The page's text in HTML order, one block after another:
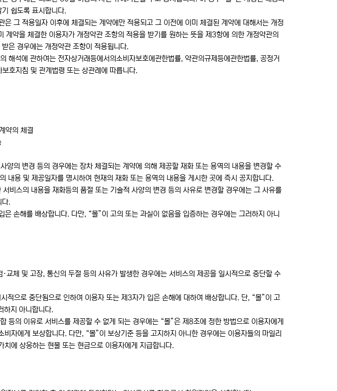
쉽도록 표시합니다.
그 적용일자 이후에 체결되는 계약에만 적용되고 그 이전에 이미 체결된 계약에 대해서는 개정
계약을 체결한 이용자가 개정약관 조항의 적용을 받기를 원하는 뜻을 제3항에 의한 개정약관의
은 경우에는 개정약관 조항이 적용됩니다.
해석에 관하여는 전자상거래등에서의소비자보호에관한법률, 약관의규제등에관한법률, 공정거
호지침 및 관계법령 또는 상관례에 따릅니다.
약의 체결
양의 변경 등의 경우에는 장차 체결되는 계약에 의해 제공할 재화 또는 용역의 내용을 변경할 수
내용 및 제공일자를 명시하여 현재의 재화 또는 용역의 내용을 게시한 곳에 즉시 공지합니다.
비스의 내용을 재화등의 품절 또는 기술적 사양의 변경 등의 사유로 변경할 경우에는 그 사유를
다.
손해를 배상합니다. 다만, “몰”이 고의 또는 과실이 없음을 입증하는 경우에는 그러하지 아니
교체 및 고장, 통신의 두절 등의 사유가 발생한 경우에는 서비스의 제공을 일시적으로 중단할 수
적으로 중단됨으로 인하여 이용자 또는 제3자가 입은 손해에 대하여 배상합니다. 단, “몰”이 고
하지 아니합니다.
등의 이유로 서비스를 제공할 수 없게 되는 경우에는 “몰”은 제8조에 정한 방법으로 이용자에게
자에게 보상합니다. 다만, “몰”이 보상기준 등을 고지하지 아니한 경우에는 이용자들의 마일리
에 상응하는 현물 또는 현금으로 이용자에게 지급합니다.